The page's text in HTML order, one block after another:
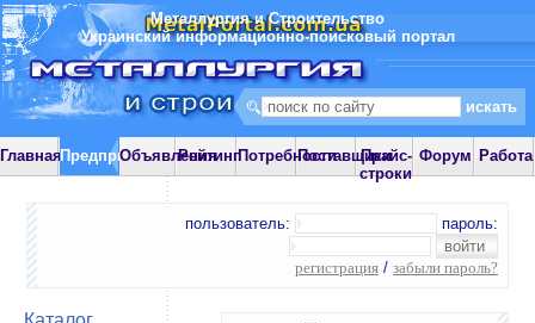
Металлургия и Строительство
Украинский информационно-поисковый портал
ГлавнаяПредприятияОбъявления
РейтингПотребностиПоставщики
Прайс-
строки
Форум Работа
пользователь: пароль:
регистрация / забыли пароль?